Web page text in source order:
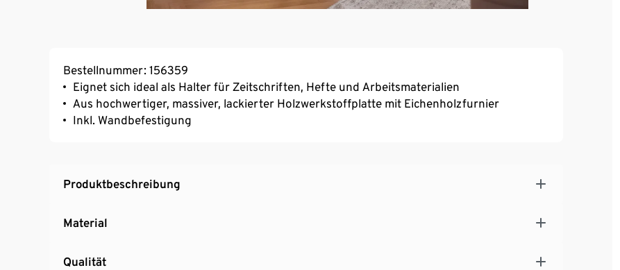
Bestellnummer: 156359
Eignet sich ideal als Halter für Zeitschriften, Hefte und Arbeitsmaterialien
Aus hochwertiger, massiver, lackierter Holzwerkstoffplatte mit Eichenholzfurnier
Inkl. Wandbefestigung
Produktbeschreibung
Material
Qualität